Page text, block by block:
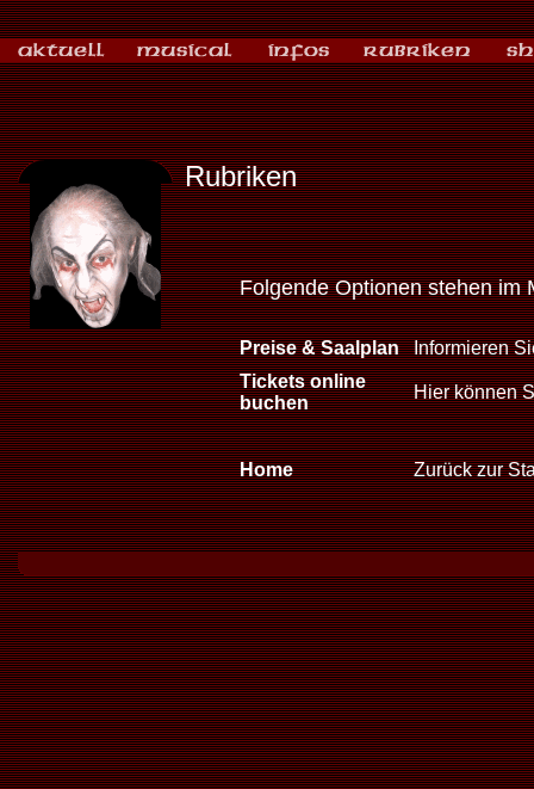
Rubriken
Folgende Optionen stehen im
Preise & Saalplan
Informieren
Tickets online
buchen
Hier können
Home Zurück zur